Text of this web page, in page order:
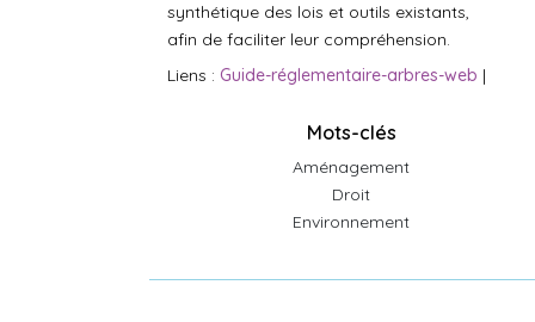
synthétique des lois et outils existants,
afin de faciliter leur compréhension.
Liens : Guide-réglementaire-arbres-web |
Mots-clés
Aménagement
Droit
Environnement